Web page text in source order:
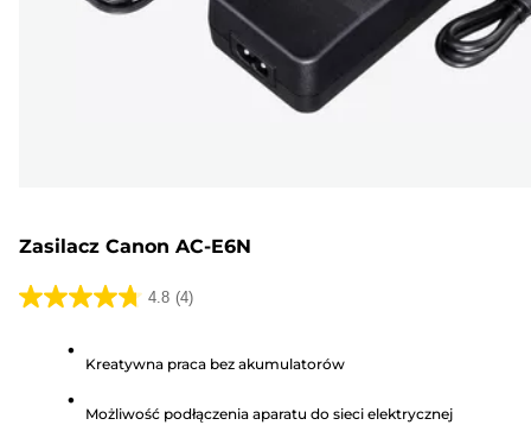
Zasilacz Canon AC-E6N
4.8 (4)
4.8
gwiazdek.
Kreatywna praca bez akumulatorów
Możliwość podłączenia aparatu do sieci elektrycznej